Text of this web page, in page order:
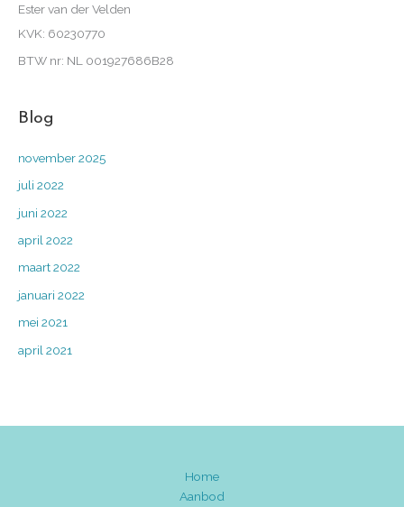
Ester van der Velden
KVK: 60230770
BTW nr: NL 001927686B28
Blog
november 2025
juli 2022
juni 2022
april 2022
maart 2022
januari 2022
mei 2021
april 2021
Home
Aanbod